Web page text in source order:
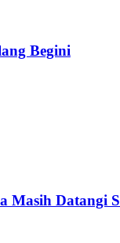
Begini
Masih Datangi